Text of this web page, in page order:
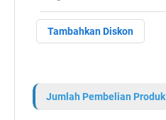
Tambahkan Diskon
Jumlah Pembelian Produk